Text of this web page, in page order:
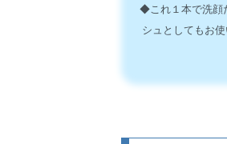
◆これ１本で洗顔
シュとしてもお